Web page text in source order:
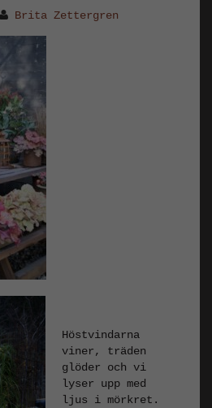
Brita Zettergren
Höstvindarna
viner, träden
glöder och vi
lyser upp med
ljus i mörkret.